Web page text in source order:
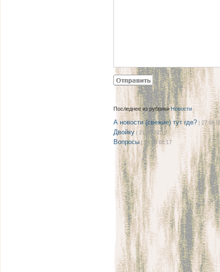
Последнее из рубрикиНовости
А новости (свежие) тут где? | 27.08
Двойку | 21.08 22:12
Вопросы| 08.08 08:17